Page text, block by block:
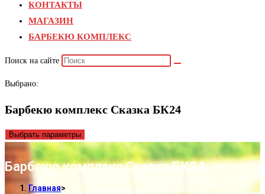
КОНТАКТЫ
МАГАЗИН
БАРБЕКЮ КОМПЛЕКС
Поиск на сайте
Выбрано:
Барбекю комплекс Сказка БК24
Выбрать параметры
Барбекю комплекс Сказка БК24
Главная>